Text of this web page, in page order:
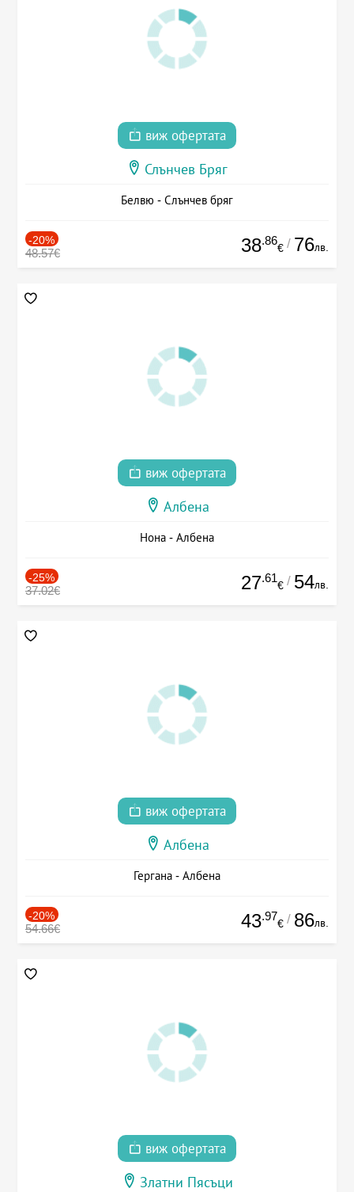
виж офертата
Слънчев Бряг
Белвю - Слънчев бряг
-20%
48.57€ 38.86
€ / 76лв.
виж офертата
Албена
Нона - Албена
-25%
37.02€ 27.61
€ / 54лв.
виж офертата
Албена
Гергана - Албена
-20%
54.66€ 43.97
€ / 86лв.
виж офертата
Златни Пясъци